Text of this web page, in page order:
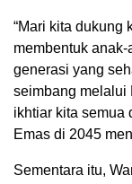
“Mari kita dukung
membentuk
generasi yang
seimbang melalui
ikhtiar kita semua
Emas di 2045
Sementara itu,